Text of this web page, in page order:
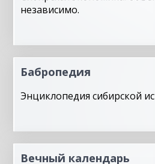
независимо.
Бабропедия
Энциклопедия сибирской
Вечный календарь